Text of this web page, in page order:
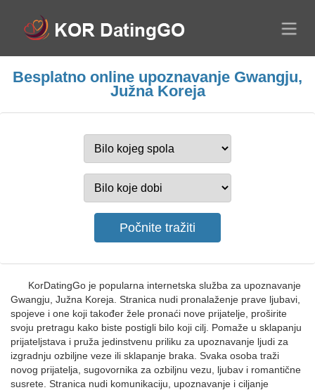
Besplatno online upoznavanje Gwangju,
Južna Koreja
KorDatingGo je popularna internetska služba za upoznavanje
Gwangju, Južna Koreja. Stranica nudi pronalaženje prave ljubavi,
spojeve i one koji također žele pronaći nove prijatelje, proširite
svoju pretragu kako biste postigli bilo koji cilj. Pomaže u sklapanju
prijateljstava i pruža jedinstvenu priliku za upoznavanje ljudi za
izgradnju ozbiljne veze ili sklapanje braka. Svaka osoba traži
novog prijatelja, sugovornika za ozbiljnu vezu, ljubav i romantične
susrete. Stranica nudi komunikaciju, upoznavanje i ciljanje